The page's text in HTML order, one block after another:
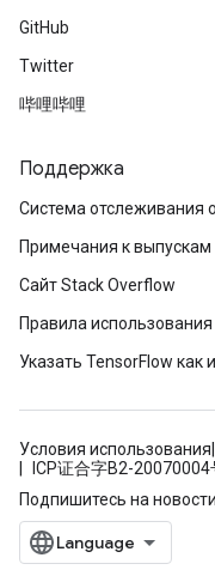
GitHub
Twitter
哔哩哔哩
Поддержка
Система отслеживания
Примечания к выпускам
Сайт Stack Overflow
Правила
Указать TensorFlow как
Условия использования
ICP证合字B2-20070004
Подпишитесь на